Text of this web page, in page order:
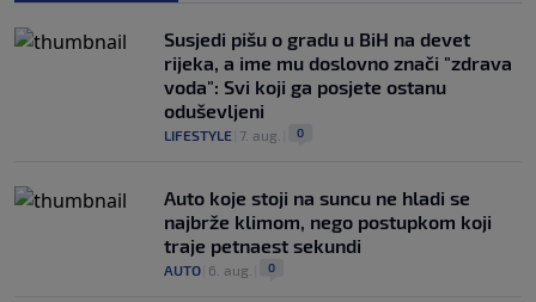
Susjedi pišu o gradu u BiH na devet
rijeka, a ime mu doslovno znači "zdrava
voda": Svi koji ga posjete ostanu
oduševljeni
LIFESTYLE 7. aug. 0
Auto koje stoji na suncu ne hladi se
najbrže klimom, nego postupkom koji
traje petnaest sekundi
AUTO 6. aug. 0